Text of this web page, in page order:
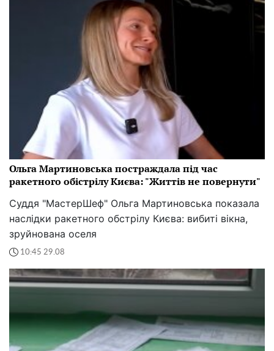
Ольга Мартиновська постраждала під час
ракетного обістрілу Києва: "Життів не повернути"
Суддя "МастерШеф" Ольга Мартиновська показала
наслідки ракетного обстрілу Києва: вибиті вікна,
зруйнована оселя
10:45 29.08